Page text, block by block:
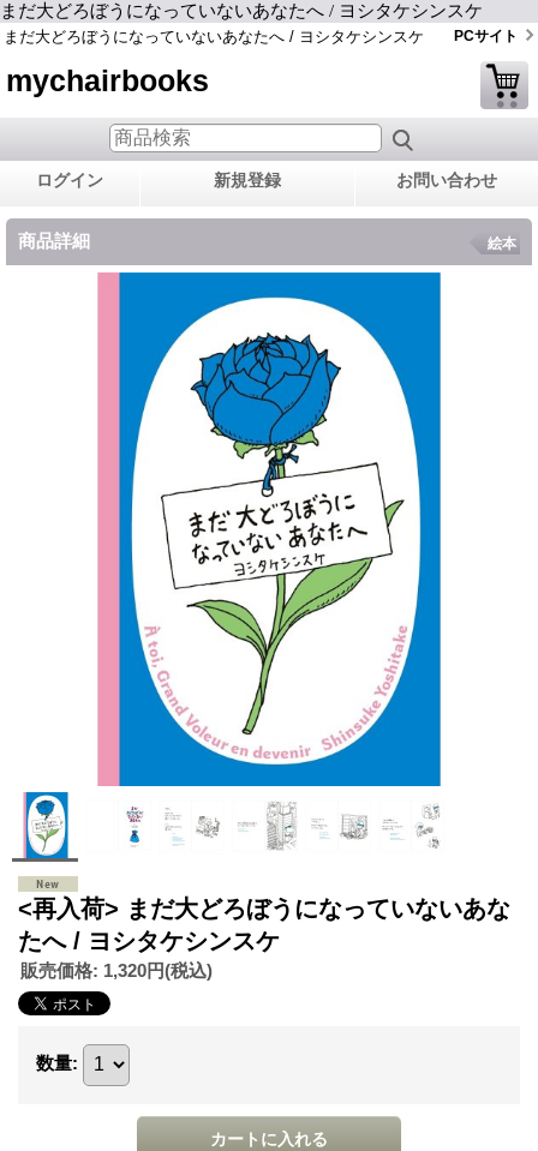
まだ大どろぼうになっていないあなたへ / ヨシタケシンスケ
まだ大どろぼうになっていないあなたへ / ヨシタケシンスケ PCサイト
mychairbooks
ログイン 新規登録 お問い合わせ
商品詳細 絵本
<再入荷> まだ大どろぼうになっていないあな
たへ / ヨシタケシンスケ
販売価格: 1,320円(税込)
数量: